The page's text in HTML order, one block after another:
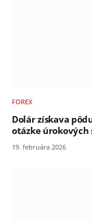
FOREX
Dolár získava
otázke úrokových
19. februára 2026